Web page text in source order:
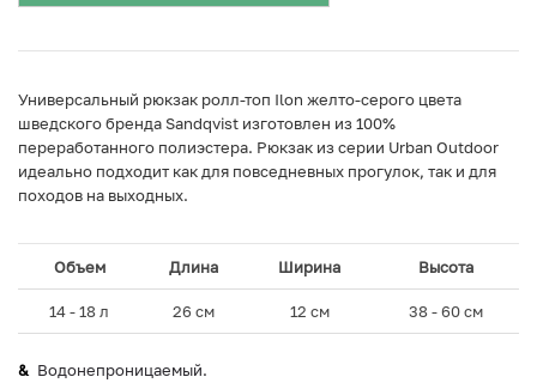
Универсальный рюкзак ролл-топ Ilon желто-серого цвета
шведского бренда Sandqvist изготовлен из 100%
переработанного полиэстера. Рюкзак из серии Urban Outdoor
идеально подходит как для повседневных прогулок, так и для
походов на выходных.
Объем Длина Ширина Высота
14 - 18 л 26 см 12 см 38 - 60 см
Водонепроницаемый.